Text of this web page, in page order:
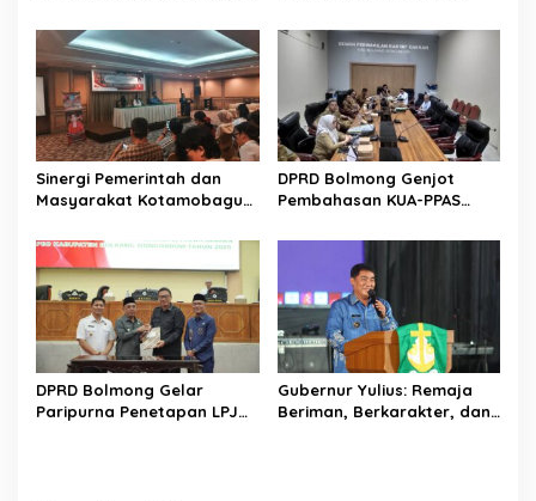
Rp30 Milyar ke BSG
Jalan Manado – Tomohon
Sinergi Pemerintah dan
Masyarakat Kotamobagu
Golda Pinontoan
DPRD Bolmong Genjot
Pembahasan KUA-PPAS
DPRD Bolmong Gelar
Paripurna Penetapan LPJ
Gubernur Yulius: Remaja
Beriman, Berkarakter, dan